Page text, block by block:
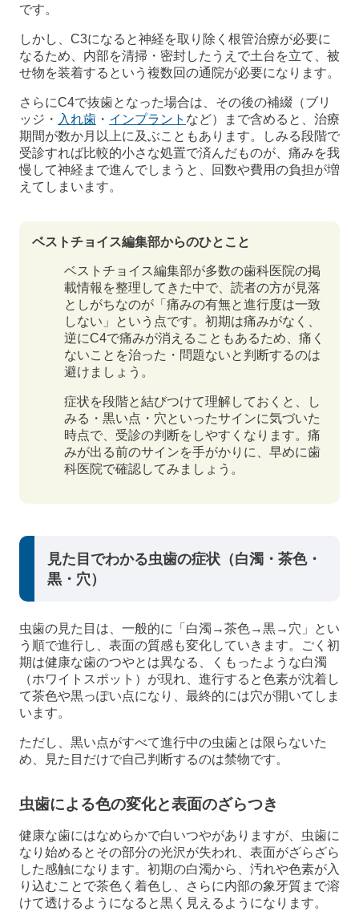
です。
しかし、C3になると神経を取り除く根管治療が必要に
なるため、内部を清掃・密封したうえで土台を立て、被
せ物を装着するという複数回の通院が必要になります。
さらにC4で抜歯となった場合は、その後の補綴（ブリ
ッジ・ 入れ歯 ・ インプラント など）まで含めると、治療
期間が数か月以上に及ぶこともあります。しみる段階で
受診すれば比較的小さな処置で済んだものが、痛みを我
慢して神経まで進んでしまうと、回数や費用の負担が増
えてしまいます。
ベストチョイス編集部からのひとこと
ベストチョイス編集部が多数の歯科医院の掲
載情報を整理してきた中で、読者の方が見落
としがちなのが「痛みの有無と進行度は一致
しない」という点です。初期は痛みがなく、
逆にC4で痛みが消えることもあるため、痛く
ないことを治った・問題ないと判断するのは
避けましょう。
症状を段階と結びつけて理解しておくと、し
みる・黒い点・穴といったサインに気づいた
時点で、受診の判断をしやすくなります。痛
みが出る前のサインを手がかりに、早めに歯
科医院で確認してみましょう。
見た目でわかる虫歯の症状（白濁・茶色・
黒・穴）
虫歯の見た目は、一般的に「白濁→茶色→黒→穴」とい
う順で進行し、表面の質感も変化していきます。ごく初
期は健康な歯のつやとは異なる、くもったような白濁
（ホワイトスポット）が現れ、進行すると色素が沈着し
て茶色や黒っぽい点になり、最終的には穴が開いてしま
います。
ただし、黒い点がすべて進行中の虫歯とは限らないた
め、見た目だけで自己判断するのは禁物です。
虫歯による色の変化と表面のざらつき
健康な歯にはなめらかで白いつやがありますが、虫歯に
なり始めるとその部分の光沢が失われ、表面がざらざら
した感触になります。初期の白濁から、汚れや色素が入
り込むことで茶色く着色し、さらに内部の象牙質まで溶
けて透けるようになると黒く見えるようになります。